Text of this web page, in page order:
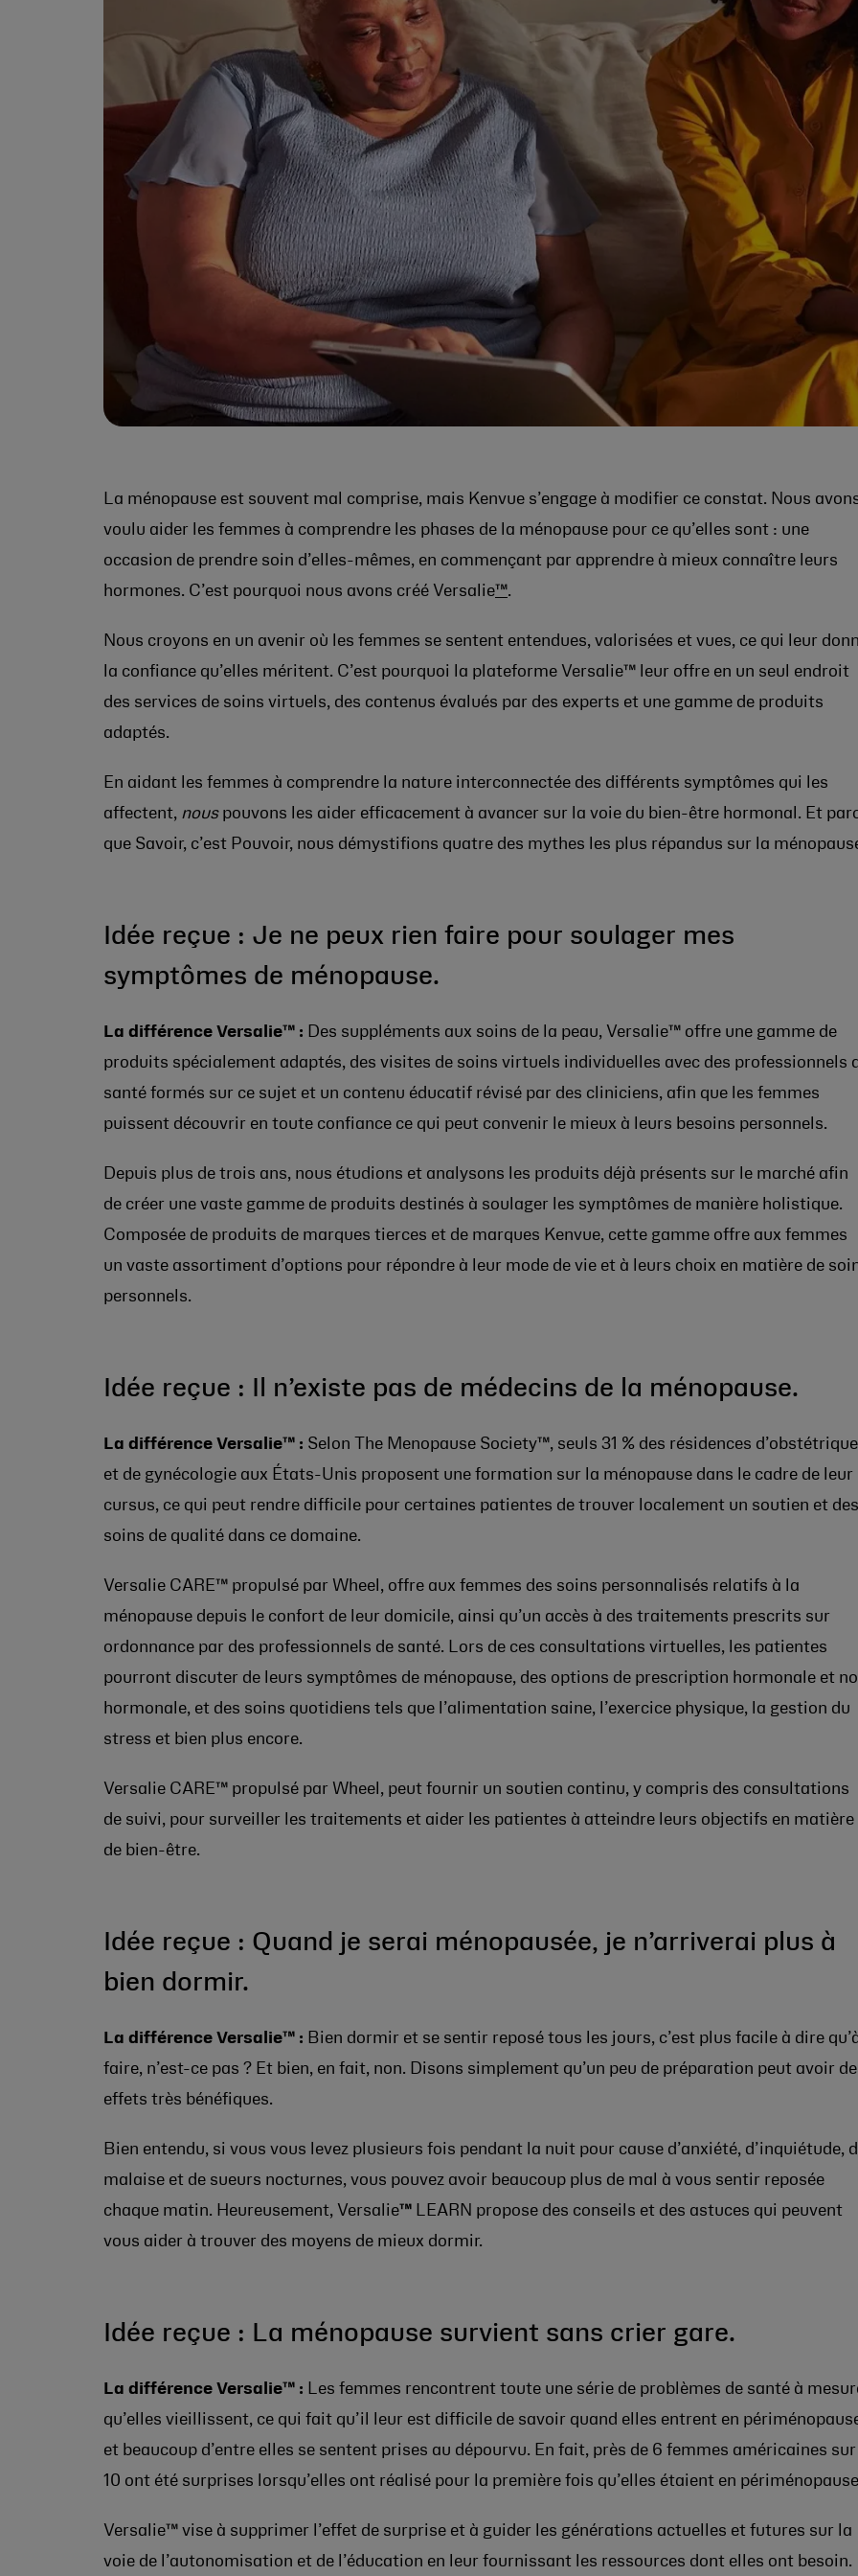
La ménopause est souvent mal comprise, mais Kenvue s’engage à modifier ce constat. Nous
voulu aider les femmes à comprendre les phases de la ménopause pour ce qu’elles sont : une
occasion de prendre soin d’elles-mêmes, en commençant par apprendre à mieux connaître leurs
hormones. C’est pourquoi nous avons créé Versalie™.
Nous croyons en un avenir où les femmes se sentent entendues, valorisées et vues, ce qui leur
la confiance qu’elles méritent. C’est pourquoi la plateforme Versalie™ leur offre en un seul endroit
des services de soins virtuels, des contenus évalués par des experts et une gamme de produits
adaptés.
En aidant les femmes à comprendre la nature interconnectée des différents symptômes qui les
affectent, nouspouvons les aider efficacement à avancer sur la voie du bien-être hormonal. Et
que Savoir, c’est Pouvoir, nous démystifions quatre des mythes les plus répandus sur la
Idée reçue : Je ne peux rien faire pour soulager mes
symptômes de ménopause.
La différence Versalie™ :
Des suppléments aux soins de la peau, Versalie™ offre une gamme de
produits spécialement adaptés, des visites de soins virtuels individuelles avec des professionnels
santé formés sur ce sujet et un contenu éducatif révisé par des cliniciens, afin que les femmes
puissent découvrir en toute confiance ce qui peut convenir le mieux à leurs besoins personnels.
Depuis plus de trois ans, nous étudions et analysons les produits déjà présents sur le marché afin
de créer une vaste gamme de produits destinés à soulager les symptômes de manière holistique.
Composée de produits de marques tierces et de marques Kenvue, cette gamme offre aux femmes
un vaste assortiment d’options pour répondre à leur mode de vie et à leurs choix en matière de
personnels.
Idée reçue : Il n’existe pas de médecins de la ménopause.
La différence Versalie™ : Selon The Menopause Society™, seuls 31 % des résidences d’obstétrique
et de gynécologie aux États-Unis proposent une formation sur la ménopause dans le cadre de leur
cursus, ce qui peut rendre difficile pour certaines patientes de trouver localement un soutien et des
soins de qualité dans ce domaine.
Versalie CARE™ propulsé par Wheel, offre aux femmes des soins personnalisés relatifs à la
ménopause depuis le confort de leur domicile, ainsi qu’un accès à des traitements prescrits sur
ordonnance par des professionnels de santé. Lors de ces consultations virtuelles, les patientes
pourront discuter de leurs symptômes de ménopause, des options de prescription hormonale et
hormonale, et des soins quotidiens tels que l’alimentation saine, l’exercice physique, la gestion du
stress et bien plus encore.
Versalie CARE™ propulsé par Wheel, peut fournir un soutien continu, y compris des consultations
de suivi, pour surveiller les traitements et aider les patientes à atteindre leurs objectifs en matière
de bien-être.
Idée reçue : Quand je serai ménopausée, je n’arriverai plus à
bien dormir.
La différence Versalie™ : Bien dormir et se sentir reposé tous les jours, c’est plus facile à dire
faire, n’est-ce pas ? Et bien, en fait, non. Disons simplement qu’un peu de préparation peut avoir
effets très bénéfiques.
Bien entendu, si vous vous levez plusieurs fois pendant la nuit pour cause d’anxiété, d’inquiétude,
malaise et de sueurs nocturnes, vous pouvez avoir beaucoup plus de mal à vous sentir reposée
chaque matin. Heureusement, Versalie™ LEARN propose des conseils et des astuces qui peuvent
vous aider à trouver des moyens de mieux dormir.
Idée reçue : La ménopause survient sans crier gare.
La différence Versalie™ :
Les femmes rencontrent toute une série de problèmes de santé à
qu’elles vieillissent, ce qui fait qu’il leur est difficile de savoir quand elles entrent en
et beaucoup d’entre elles se sentent prises au dépourvu. En fait, près de 6 femmes américaines sur
10 ont été surprises lorsqu’elles ont réalisé pour la première fois qu’elles étaient en
Versalie™ vise à supprimer l’effet de surprise et à guider les générations actuelles et futures sur la
voie de l’autonomisation et de l’éducation en leur fournissant les ressources dont elles ont besoin.